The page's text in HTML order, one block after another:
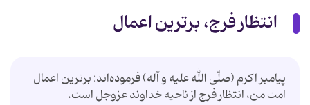
انتظار فرج، برترین اعمال
پیامبر اکرم (صلّی الله علیه و آله) فرموده‌اند: برترین اعمال
امت من، انتظار فرج از ناحیه‏ خداوند عزوجل است.